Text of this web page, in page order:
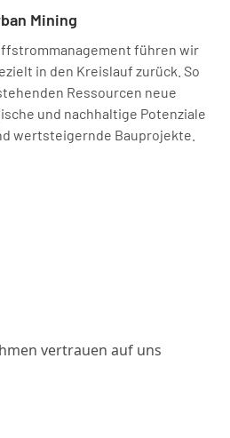
Mining
führen wir
in den Kreislauf zurück. So
Ressourcen neue
und nachhaltige Potenziale
wertsteigernde Bauprojekte.
vertrauen auf uns